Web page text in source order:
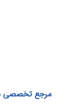
مرجع تخصصی